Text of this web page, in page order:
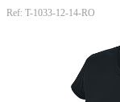
Ref: T-1033-12-14-RO